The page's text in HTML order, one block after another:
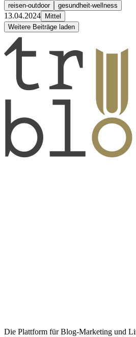
reisen-outdoor gesundheit-wellness
13.04.2024
Mittel
Weitere Beiträge laden
Die Plattform für Blog-Marketing und